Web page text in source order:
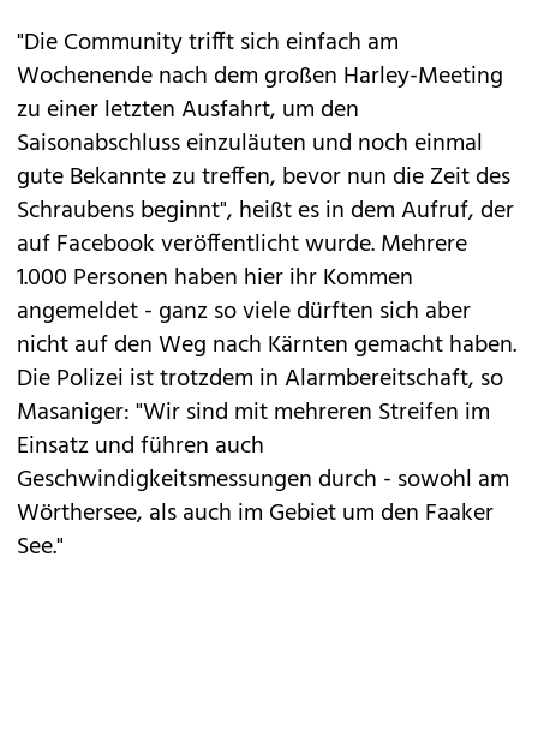
"Die Community trifft sich einfach am
Wochenende nach dem großen Harley-Meeting
zu einer letzten Ausfahrt, um den
Saisonabschluss einzuläuten und noch einmal
gute Bekannte zu treffen, bevor nun die Zeit des
Schraubens beginnt", heißt es in dem Aufruf, der
auf Facebook veröffentlicht wurde. Mehrere
1.000 Personen haben hier ihr Kommen
angemeldet - ganz so viele dürften sich aber
nicht auf den Weg nach Kärnten gemacht haben.
Die Polizei ist trotzdem in Alarmbereitschaft, so
Masaniger: "Wir sind mit mehreren Streifen im
Einsatz und führen auch
Geschwindigkeitsmessungen durch - sowohl am
Wörthersee, als auch im Gebiet um den Faaker
See."